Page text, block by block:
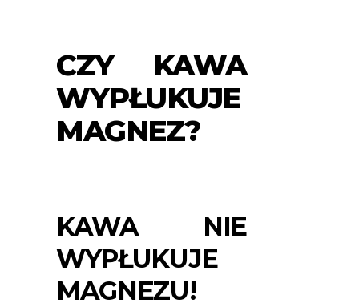
CZY KAWA
WYPŁUKUJE
MAGNEZ?
KAWA NIE
WYPŁUKUJE
MAGNEZU!